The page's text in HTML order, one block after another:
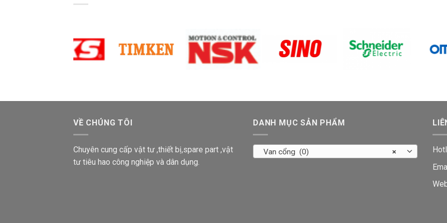
VỀ CHÚNG TÔI
Chuyên cung cấp vật tư ,thiết bị,spare part ,vật
tư tiêu hao công nghiệp và dân dụng.
DANH MỤC SẢN PHẨM
×
Van cổng (0)